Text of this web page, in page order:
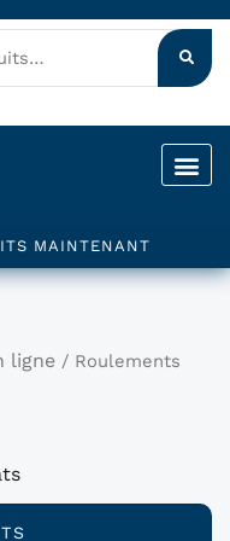
MAINTENANT
ligne / Roulements